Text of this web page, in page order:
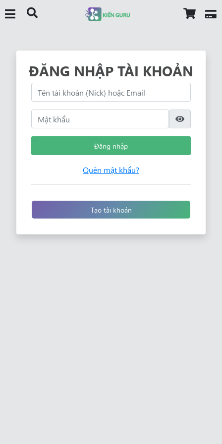
ĐĂNG NHẬP TÀI KHOẢN
Đăng nhập
Quên mật khẩu?
Tạo tài khoản